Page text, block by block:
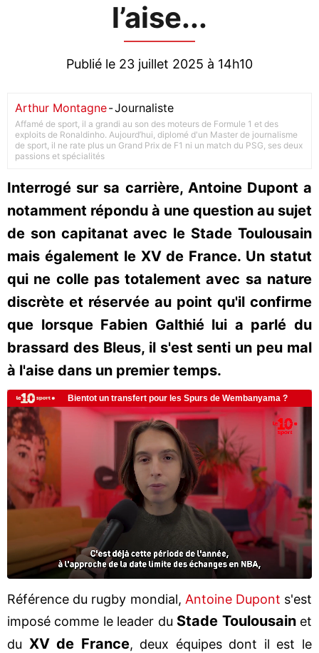
l’aise...
Publié le 23 juillet 2025 à 14h10
Arthur Montagne-Journaliste
Affamé de sport, il a grandi au son des moteurs de Formule 1 et des
exploits de Ronaldinho. Aujourd’hui, diplomé d'un Master de journalisme
de sport, il ne rate plus un Grand Prix de F1 ni un match du PSG, ses deux
passions et spécialités
Interrogé sur sa carrière, Antoine Dupont a
notamment répondu à une question au sujet
de son capitanat avec le Stade Toulousain
mais également le XV de France. Un statut
qui ne colle pas totalement avec sa nature
discrète et réservée au point qu'il confirme
que lorsque Fabien Galthié lui a parlé du
brassard des Bleus, il s'est senti un peu mal
à l'aise dans un premier temps.
Référence du rugby mondial, Antoine Dupont s'est
imposé comme le leader du Stade Toulousainet
du XV de France, deux équipes dont il est le